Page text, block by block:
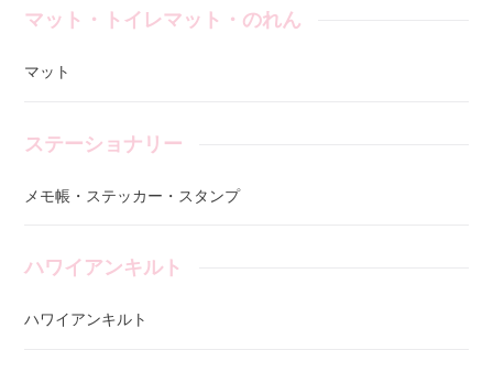
マット・トイレマット・のれん
マット
ステーショナリー
メモ帳・ステッカー・スタンプ
ハワイアンキルト
ハワイアンキルト